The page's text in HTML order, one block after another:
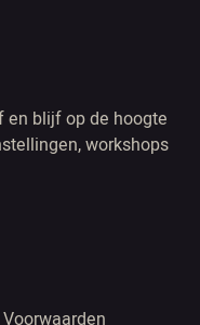
en blijf op de hoogte
workshops